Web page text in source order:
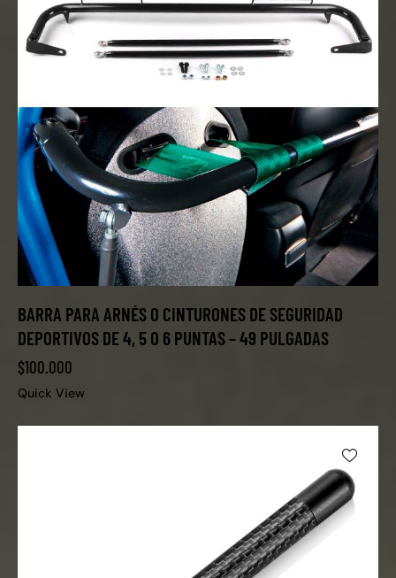
BARRA PARA ARNÉS O CINTURONES DE SEGURIDAD
DEPORTIVOS DE 4, 5 O 6 PUNTAS – 49 PULGADAS
$100.000
Quick View